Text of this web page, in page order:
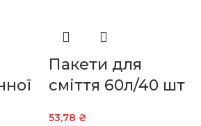
Пакети для
сміття 60л/40 шт
53,78 ₴